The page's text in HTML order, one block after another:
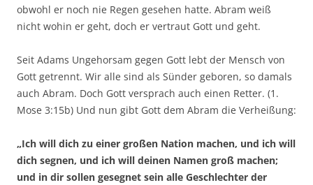
obwohl er noch nie Regen gesehen hatte. Abram weiß
nicht wohin er geht, doch er vertraut Gott und geht.
Seit Adams Ungehorsam gegen Gott lebt der Mensch von
Gott getrennt. Wir alle sind als Sünder geboren, so damals
auch Abram. Doch Gott versprach auch einen Retter. (1.
Mose 3:15b) Und nun gibt Gott dem Abram die Verheißung:
„Ich will dich zu einer großen Nation machen, und ich will
dich segnen, und ich will deinen Namen groß machen;
und in dir sollen gesegnet sein alle Geschlechter der